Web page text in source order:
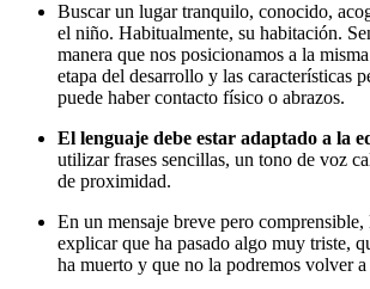
Buscar un lugar tranquilo, conocido,
el niño. Habitualmente, su habitación.
manera que nos posicionamos a la
etapa del desarrollo y las características
puede haber contacto físico o abrazos.
El lenguaje debe estar adaptado a la
utilizar frases sencillas, un tono de voz
de proximidad.
En un mensaje breve pero comprensible,
explicar que ha pasado algo muy triste,
ha muerto y que no la podremos volver a